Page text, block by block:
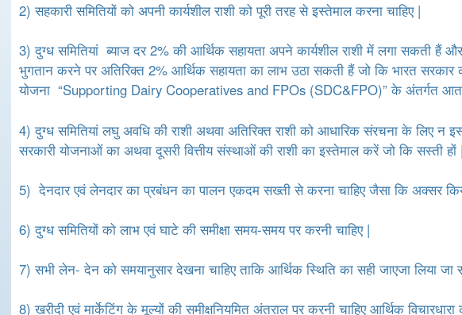
n
t
2) सहकारी समितियों को अपनी कार्यशील राशी को पूरी तरह से इस्तेमाल करना चाहिए |
3) दुग्ध समितियां ब्याज दर 2% की आर्थिक सहायता अपने कार्यशील राशी में लगा सकती हैं
भुगतान करने पर अतिरिक्त 2% आर्थिक सहायता का लाभ उठा सकती हैं जो कि भारत सरकार
योजना “Supporting Dairy Cooperatives and FPOs (SDC&FPO)” के अंतर्गत
4) दुग्ध समितियां लघु अवधि की राशी अथवा अतिरिक्त राशी को आधारिक संरचना के लिए न
सरकारी योजनाओं का अथवा दूसरी वित्तीय संस्थाओं की राशी का इस्तेमाल करें जो कि सस्ती हों |
5) देनदार एवं लेनदार का प्रबंधन का पालन एकदम सख्ती से करना चाहिए जैसा कि अक्सर
6) दुग्ध समितियों को लाभ एवं घाटे की समीक्षा समय-समय पर करनी चाहिए |
7) सभी लेन- देन को समयानुसार देखना चाहिए ताकि आर्थिक स्थिति का सही जाएजा लिया
8) खरीदी एवं मार्केटिंग के मूल्यों की समीक्षनियमित अंतराल पर करनी चाहिए आर्थिक